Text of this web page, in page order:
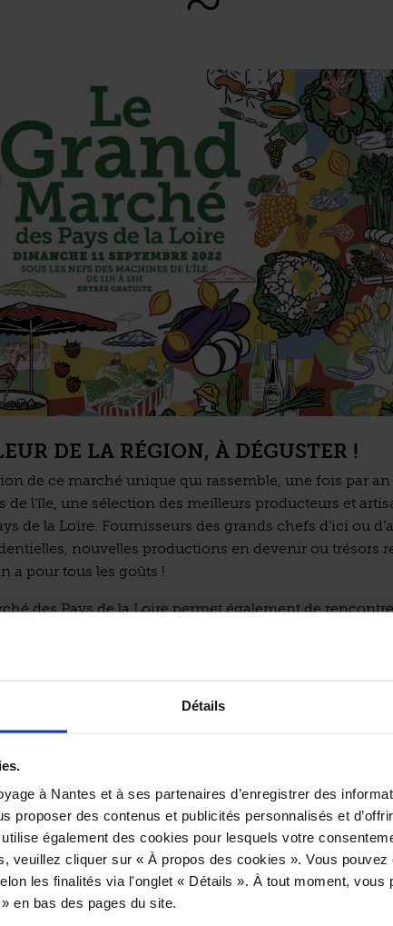
Détails
à Nantes et à ses partenaires d’enregistrer des
proposer des contenus et publicités personnalisés et
également des cookies pour lesquels votre
veuillez cliquer sur « À propos des cookies ». Vous
les finalités via l'onglet « Détails ». À tout moment, vous
en bas des pages du site.
DE LA RÉGION, À DÉGUSTER !
de ce marché unique qui rassemble, une fois par an
de l’île, une sélection des meilleurs producteurs et
de la Loire. Fournisseurs des grands chefs d’ici ou
nouvelles productions en devenir ou trésors
a pour tous les goûts !
des Pays de la Loire permet également de
d’un tiers des exposants a été renouvelé et de
:
de leur cuisine.
où dix cuisiniers, également issus des cinq
créations en binôme avec un producteur du
cuisine de rue, avec des petits plats au tarif unique de